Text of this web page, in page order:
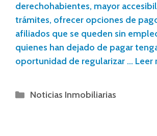
derechohabientes, mayor
trámites, ofrecer opciones de
afiliados que se queden sin
quienes han dejado de pagar
oportunidad de regularizar … Leer
Noticias Inmobiliarias